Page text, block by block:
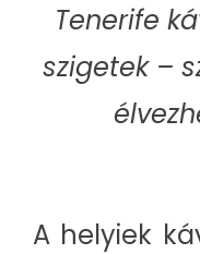
Tenerife
szigetek –
A helyiek